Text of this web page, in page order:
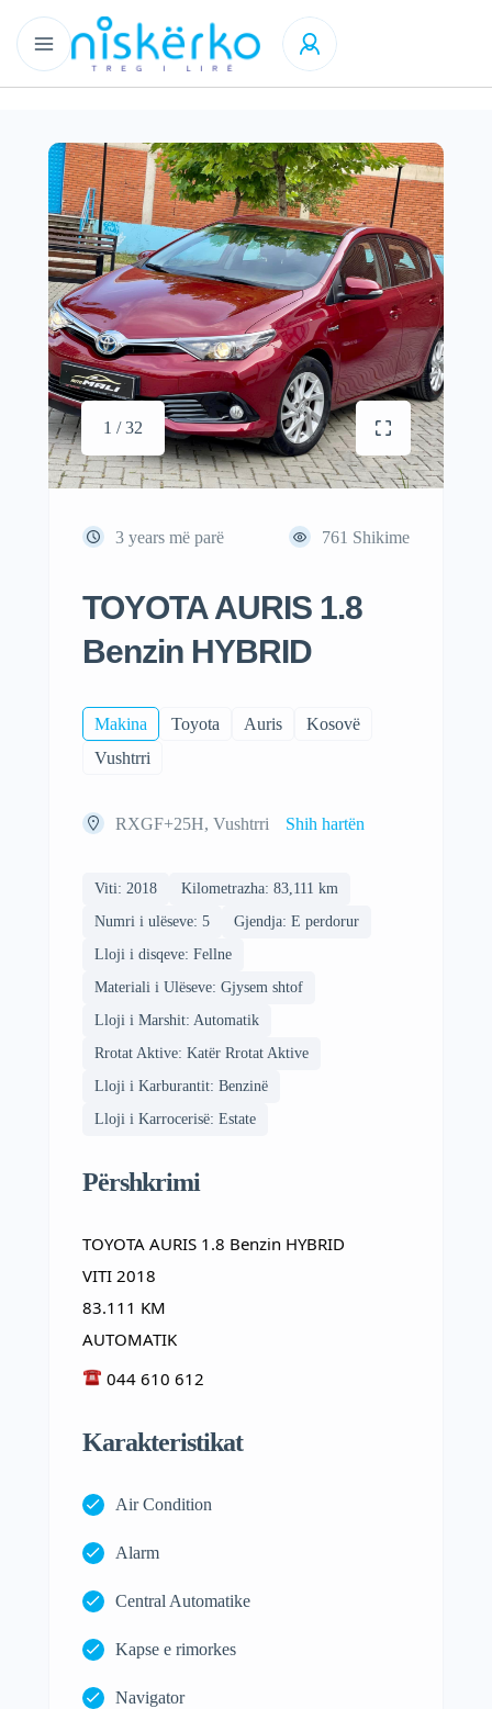
1 / 32
3 years më parë 761 Shikime
TOYOTA AURIS 1.8
Benzin HYBRID
Makina Toyota Auris
Kosovë
Vushtrri
RXGF+25H, Vushtrri Shih hartën
Viti: 2018
Kilometrazha: 83,111 km
Numri i ulëseve: 5
Gjendja: E perdorur
Lloji i disqeve: Fellne
Materiali i Ulëseve: Gjysem shtof
Lloji i Marshit: Automatik
Rrotat Aktive: Katër Rrotat Aktive
Lloji i Karburantit: Benzinë
Lloji i Karrocerisë: Estate
Përshkrimi
TOYOTA AURIS 1.8 Benzin HYBRID
VITI 2018
83.111 KM
AUTOMATIK
044 610 612
Karakteristikat
Air Condition
Alarm
Central Automatike
Kapse e rimorkes
Navigator